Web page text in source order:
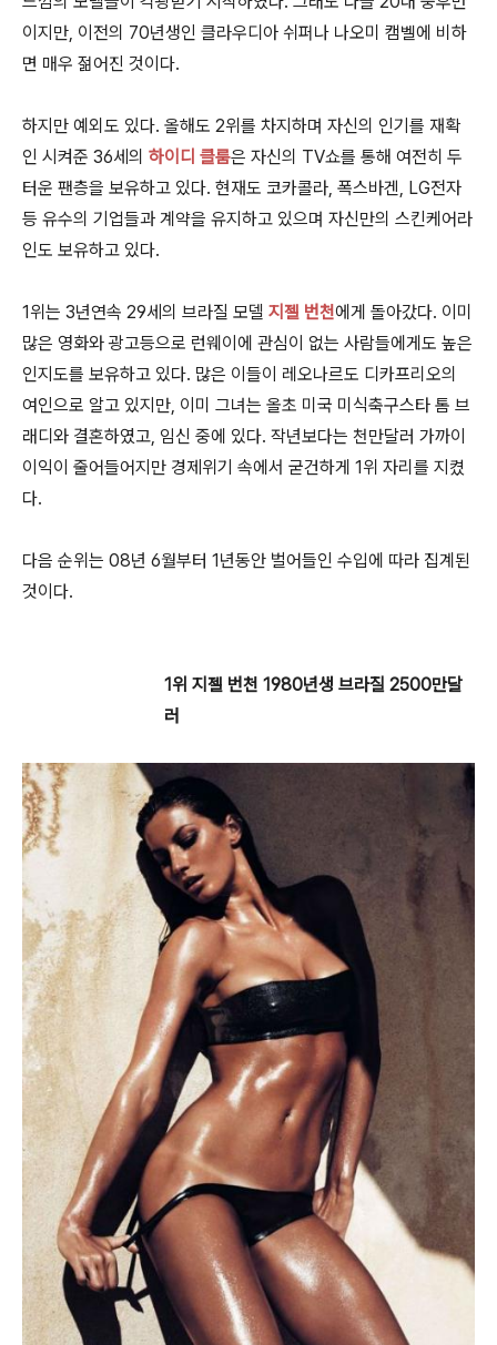
이지만, 이전의 70년생인 클라우디아 쉬퍼나 나오미 캠벨에 비하
면 매우 젊어진 것이다.
하지만 예외도 있다. 올해도 2위를 차지하며 자신의 인기를 재확
인 시켜준 36세의 하이디 클룸은 자신의 TV쇼를 통해 여전히 두
터운 팬층을 보유하고 있다. 현재도 코카콜라, 폭스바겐, LG전자
등 유수의 기업들과 계약을 유지하고 있으며 자신만의 스킨케어라
인도 보유하고 있다.
1위는 3년연속 29세의 브라질 모델 지젤 번천에게 돌아갔다. 이미
많은 영화와 광고등으로 런웨이에 관심이 없는 사람들에게도 높은
인지도를 보유하고 있다. 많은 이들이 레오나르도 디카프리오의
여인으로 알고 있지만, 이미 그녀는 올초 미국 미식축구스타 톰 브
래디와 결혼하였고, 임신 중에 있다. 작년보다는 천만달러 가까이
이익이 줄어들어지만 경제위기 속에서 굳건하게 1위 자리를 지켰
다.
다음 순위는 08년 6월부터 1년동안 벌어들인 수입에 따라 집계된
것이다.
1위 지젤 번천 1980년생 브라질 2500만달
러